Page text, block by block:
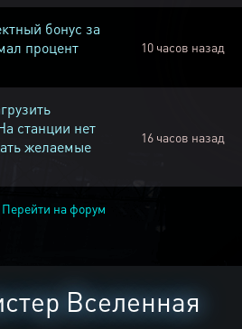
бонус за
процент
10 часов назад
станции нет
желаемые
16 часов назад
Перейти на форум
Вселенная